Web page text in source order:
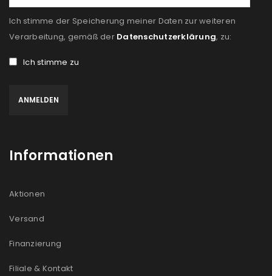
Ich stimme der Speicherung meiner Daten zur weiteren
Verarbeitung, gemäß der Datenschutzerklärung, zu:
Ich stimme zu
Informationen
Aktionen
Versand
Finanzierung
Filiale & Kontakt